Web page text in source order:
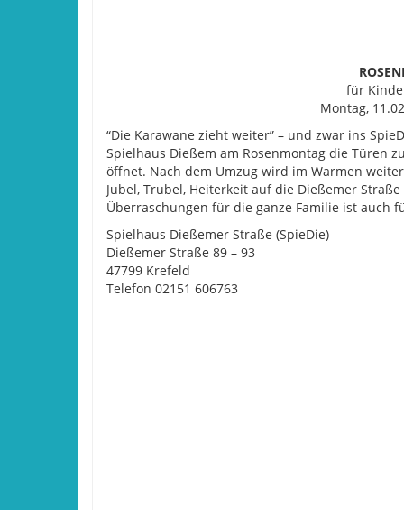
für
Montag,
“Die Karawane zieht weiter” – und zwar ins
Spielhaus Dießem am Rosenmontag die Türen
öffnet. Nach dem Umzug wird im Warmen
Jubel, Trubel, Heiterkeit auf die Dießemer
Überraschungen für die ganze Familie ist auch
Spielhaus Dießemer Straße (SpieDie)
Dießemer Straße 89 – 93
47799 Krefeld
Telefon 02151 606763